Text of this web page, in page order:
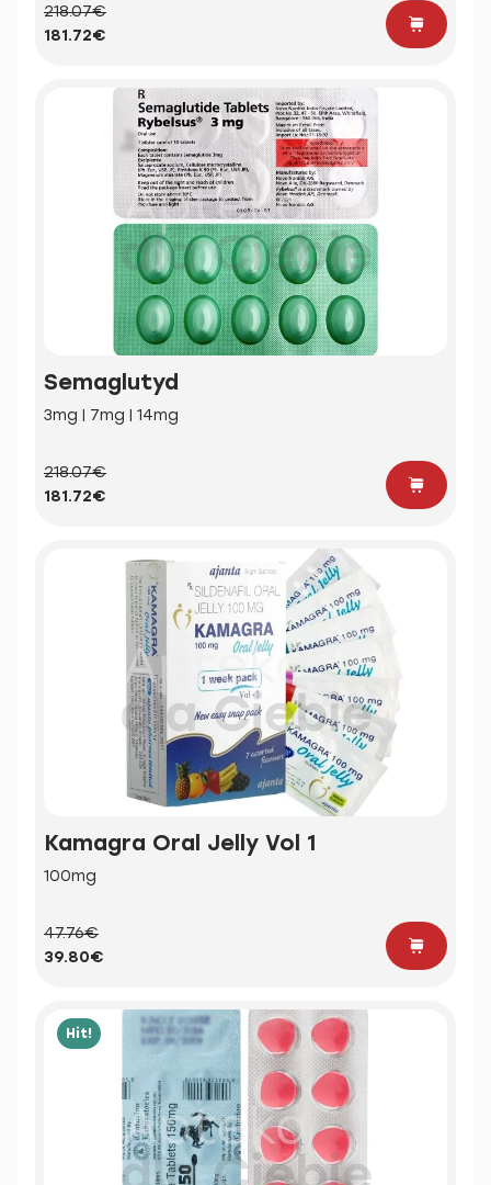
218.07€
181.72€
Semaglutyd
3mg | 7mg | 14mg
218.07€
181.72€
Kamagra Oral Jelly Vol 1
100mg
47.76€
39.80€
Hit!